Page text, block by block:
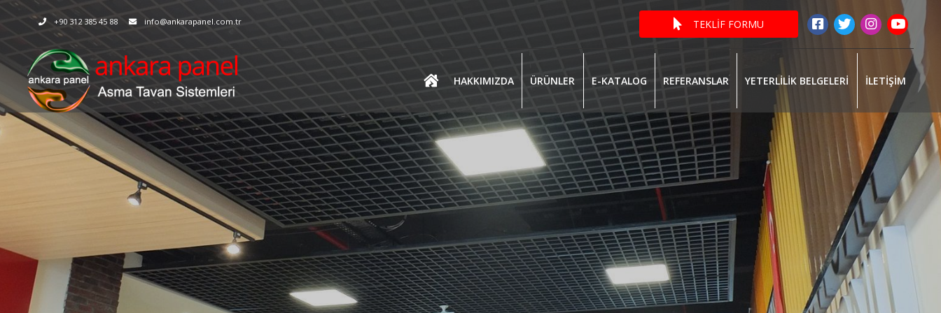
+90 312 385 45 88 info@ankarapanel.com.tr TEKLİF FORMU
HAKKIMIZDA ÜRÜNLER E-KATALOG REFERANSLAR YETERLİLİK BELGELERİ İLETİŞİM